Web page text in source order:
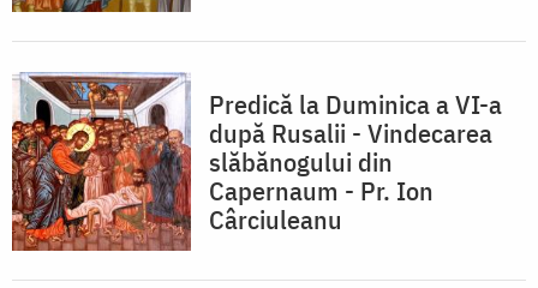
Predică la Duminica a VI-a
după Rusalii - Vindecarea
slăbănogului din
Capernaum - Pr. Ion
Cârciuleanu